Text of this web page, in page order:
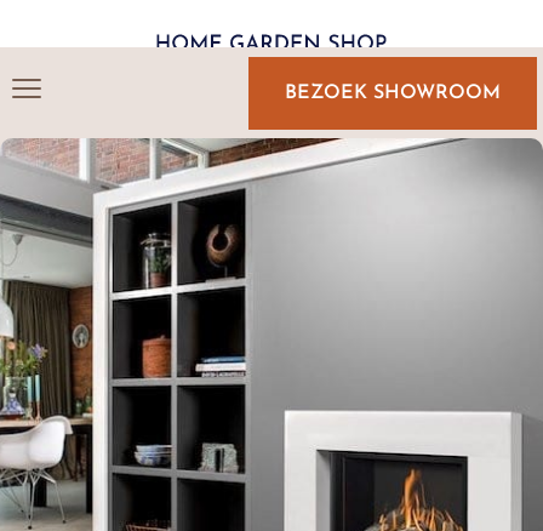
BEZOEK SHOWROOM